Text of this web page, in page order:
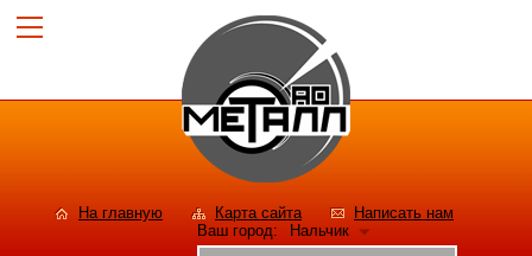
На главную Карта сайта
Написать нам
Ваш город:
Нальчик